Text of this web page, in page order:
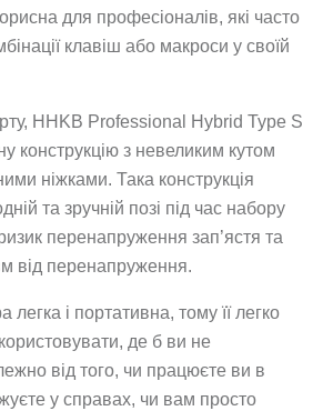
для професіоналів, які часто
клавіш або макроси у своїй
HHKB Professional Hybrid Type S
конструкцію з невеликим кутом
ніжками. Така конструкція
та зручній позі під час набору
перенапруження зап’ястя та
від перенапруження.
легка і портативна, тому її легко
де б ви не
від того, чи працюєте ви в
у справах, чи вам просто